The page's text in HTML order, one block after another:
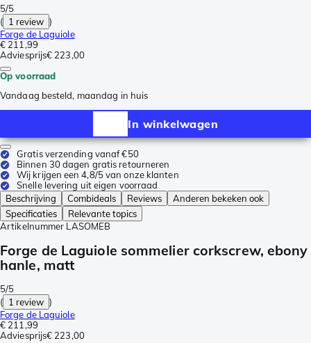
5/5
( 1 review )
Forge de Laguiole
€ 211,99
Adviesprijs€ 223,00
Op voorraad
Vandaag besteld, maandag in huis
In winkelwagen
Gratis verzending vanaf €50
Binnen 30 dagen gratis retourneren
Wij krijgen een 4,8/5 van onze klanten
Snelle levering uit eigen voorraad
Beschrijving
Combideals Reviews
Anderen bekeken ook
Specificaties
Relevante topics
Artikelnummer LASOMEB
Forge de Laguiole sommelier corkscrew, ebony
hanle, matt
5/5
( 1 review )
Forge de Laguiole
€ 211,99
Adviesprijs€ 223,00